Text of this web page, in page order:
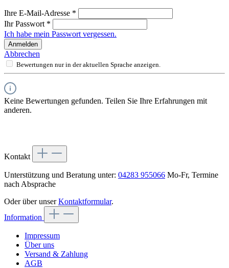
Ihre E-Mail-Adresse *
Ihr Passwort *
Ich habe mein Passwort vergessen.
Anmelden
Abbrechen
Bewertungen nur in der aktuellen Sprache anzeigen.
Keine Bewertungen gefunden. Teilen Sie Ihre Erfahrungen mit
anderen.
Kontakt
Unterstützung und Beratung unter: 04283 955066 Mo-Fr, Termine
nach Absprache
Oder über unserKontaktformular.
Information
Impressum
Über uns
Versand & Zahlung
AGB